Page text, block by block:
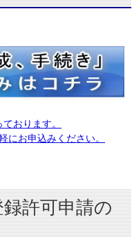
おります。
にお申込みください。
許可申請の